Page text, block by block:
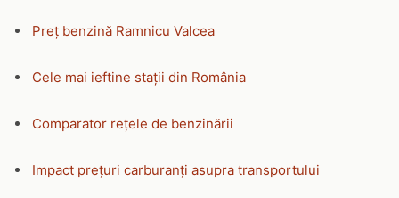
Preț benzină Ramnicu Valcea
Cele mai ieftine stații din România
Comparator rețele de benzinării
Impact prețuri carburanți asupra transportului